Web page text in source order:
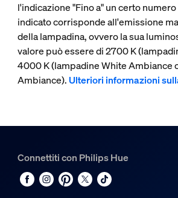
l'indicazione "Fino a" un certo
indicato corrisponde all'emissione
della lampadina, ovvero la sua
valore può essere di 2700 K
4000 K (lampadine White Ambiance
Ambiance).Ulteriori informazioni
Connettiti con Philips Hue